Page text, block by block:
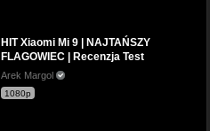
HIT Xiaomi Mi 9 | NAJTAŃSZY
FLAGOWIEC | Recenzja Test
Arek Margol
1080p